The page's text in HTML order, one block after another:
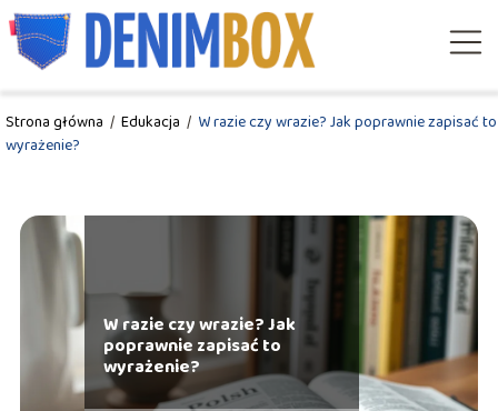
Strona główna / Edukacja / W razie czy wrazie? Jak poprawnie zapisać to
wyrażenie?
W razie czy wrazie? Jak
poprawnie zapisać to
wyrażenie?